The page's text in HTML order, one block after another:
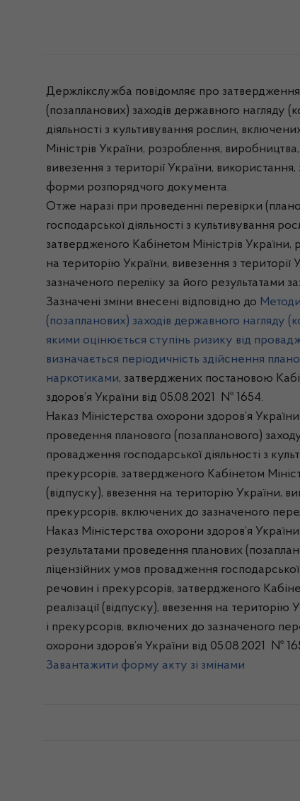
Держлікслужба повідомляє про
(позапланових) заходів державного нагляду
діяльності з культивування рослин,
Міністрів України, розроблення,
вивезення з території України,
форми розпорядчого документа.
Отже наразі при проведенні перевірки
господарської діяльності з культивування
затвердженого Кабінетом Міністрів України,
на територію України, вивезення з
зазначеного переліку за його
Зазначені зміни внесені відповідно до
(позапланових) заходів державного нагляду
якими оцінюється ступінь ризику від
визначається періодичність здійснення
наркотиками, затверджених постановою
здоров’я України від 05.08.2021 № 1654.
Наказ Міністерства охорони здоров’я
проведення планового (позапланового)
провадження господарської діяльності з
прекурсорів, затвердженого Кабінетом
(відпуску), ввезення на територію України,
прекурсорів, включених до зазначеного
Наказ Міністерства охорони здоров’я
результатами проведення планових
ліцензійних умов провадження
речовин і прекурсорів, затвердженого
реалізації (відпуску), ввезення на
і прекурсорів, включених до зазначеного
охорони здоров’я України від 05.08.2021 №
Завантажити форму акту зі змінами